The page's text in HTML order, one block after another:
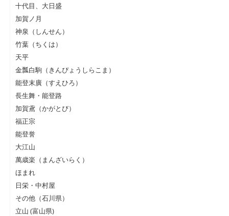
十代目、大日盛
加賀ノ月
神泉（しんせん）
竹葉（ちくは）
天平
金瓢白駒（きんぴょうしらこま）
能登末廣（すえひろ）
長生舞・能登路
加賀鳶（かがとび）
福正宗
能登誉
大江山
萬歳楽（まんざいらく）
ほまれ
日栄・中村屋
その他（石川県）
立山 (富山県)